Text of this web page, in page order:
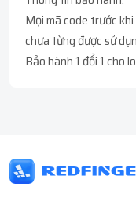
Mọi mã code trước
chưa từng được sử
Bảo hành 1 đổi 1 cho